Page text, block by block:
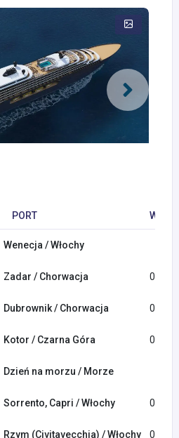
PORT
Wenecja / Włochy
Zadar / Chorwacja 08:00
Dubrownik / Chorwacja 09:00
Kotor / Czarna Góra 08:00
Dzień na morzu / Morze
Sorrento, Capri / Włochy 08:00
Rzym (Civitavecchia) / Włochy 07:00